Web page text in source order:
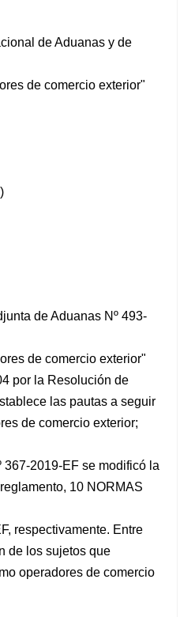
de Aduanas y de
de comercio exterior"
de Aduanas Nº 493-
de comercio exterior"
por la Resolución de
las pautas a seguir
de comercio exterior;
367-2019-EF se modificó la
10 NORMAS
respectivamente. Entre
de los sujetos que
operadores de comercio